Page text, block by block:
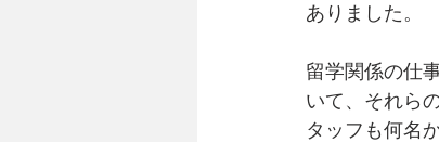
ありました。
留学関係の仕
いて、それら
タッフも何名